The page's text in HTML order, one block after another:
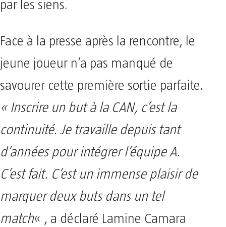
par les siens.
Face à la presse après la rencontre, le
jeune joueur n’a pas manqué de
savourer cette première sortie parfaite.
« Inscrire un but à la CAN, c’est la
continuité. Je travaille depuis tant
d’années pour intégrer l’équipe A.
C’est fait. C’est un immense plaisir de
marquer deux buts dans un tel
match« , a déclaré Lamine Camara